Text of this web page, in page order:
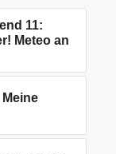
11:
Meteo an